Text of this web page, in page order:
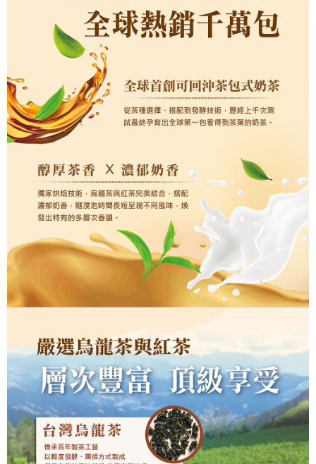
權轉讓予恩沛科技股份有限公司。
２．關於個人資料處理事宜，請瀏覽以下網址：
https://aftee.tw/terms/#terms3
３．未成年的使用者請事先徵得法定代理人或監護人之同意方可使用
「AFTEE先享後付」，若未經同意申辦者引起之損失，本公司不負相關責
任。
４．使用「AFTEE先享後付」時，將依據個別帳號之用戶狀況，依本公司即
時審查核予不同之上限額度；若仍有額度不足之情形，本公司將視審查結果
請求用戶進行身份認證。
５．嚴禁一人註冊多個帳號或使用他人資訊註冊。若發現惡意使用之情形，
恩沛科技股份有限公司將有權停止該用戶之使用額度並採取法律行動。
每筆NT$100，滿NT$1,000(含以上)免運費
每筆NT$220，滿NT$2,000(含以上)免運費
國際宅配-直送海外 查看運費